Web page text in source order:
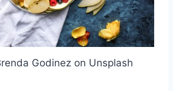
Godinez on Unsplash